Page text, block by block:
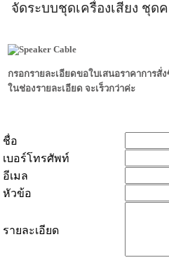
จัดระบบชุดเครื่องเสียง ชุดค
กรอกรายละเอียดขอใบเสนอราคาการ
ในช่องรายละเอียด จะเร็วกว่าค่ะ
ชื่อ
เบอร์โทรศัพท์
อีเมล
หัวข้อ
รายละเอียด